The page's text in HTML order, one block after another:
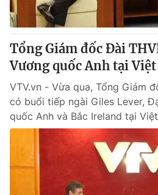
Tổng Giám đốc Đài
Vương quốc Anh tại
VTV.vn - Vừa qua, Tổng Giám
có buổi tiếp ngài Giles Lever,
quốc Anh và Bắc Ireland tại